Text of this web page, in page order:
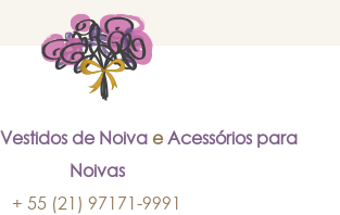
Vestidos de Noiva e Acessórios para
Noivas
+ 55 (21) 97171-9991